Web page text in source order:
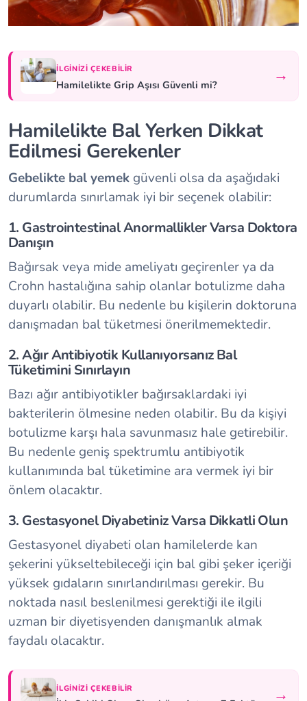
İLGINIZI ÇEKEBILIR
Hamilelikte Grip Aşısı Güvenli mi? →
Hamilelikte Bal Yerken Dikkat
Edilmesi Gerekenler
Gebelikte bal yemek güvenli olsa da aşağıdaki
durumlarda sınırlamak iyi bir seçenek olabilir:
1. Gastrointestinal Anormallikler Varsa Doktora
Danışın
Bağırsak veya mide ameliyatı geçirenler ya da
Crohn hastalığına sahip olanlar botulizme daha
duyarlı olabilir. Bu nedenle bu kişilerin doktoruna
danışmadan bal tüketmesi önerilmemektedir.
2. Ağır Antibiyotik Kullanıyorsanız Bal
Tüketimini Sınırlayın
Bazı ağır antibiyotikler bağırsaklardaki iyi
bakterilerin ölmesine neden olabilir. Bu da kişiyi
botulizme karşı hala savunmasız hale getirebilir.
Bu nedenle geniş spektrumlu antibiyotik
kullanımında bal tüketimine ara vermek iyi bir
önlem olacaktır.
3. Gestasyonel Diyabetiniz Varsa Dikkatli Olun
Gestasyonel diyabeti olan hamilelerde kan
şekerini yükseltebileceği için bal gibi şeker içeriği
yüksek gıdaların sınırlandırılması gerekir. Bu
noktada nasıl beslenilmesi gerektiği ile ilgili
uzman bir diyetisyenden danışmanlık almak
faydalı olacaktır.
İLGINIZI ÇEKEBILIR →